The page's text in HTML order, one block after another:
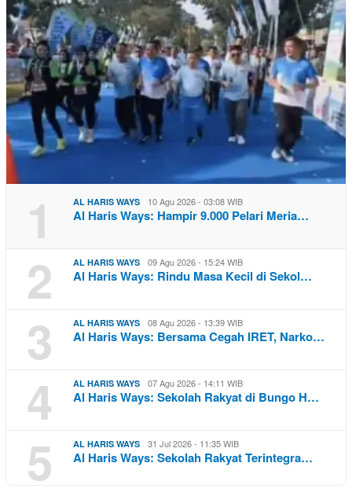
1 AL HARIS WAYS 10 Agu 2026 - 03:08 WIB
Al Haris Ways: Hampir 9.000 Pelari Meria…
2 AL HARIS WAYS 09 Agu 2026 - 15:24 WIB
Al Haris Ways: Rindu Masa Kecil di Sekol…
3 AL HARIS WAYS 08 Agu 2026 - 13:39 WIB
Al Haris Ways: Bersama Cegah IRET, Narko…
4 AL HARIS WAYS 07 Agu 2026 - 14:11 WIB
Al Haris Ways: Sekolah Rakyat di Bungo H…
5 AL HARIS WAYS 31 Jul 2026 - 11:35 WIB
Al Haris Ways: Sekolah Rakyat Terintegra…